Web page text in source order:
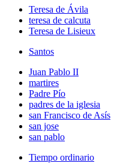
Teresa de Ávila
teresa de calcuta
Teresa de Lisieux
Santos
Juan Pablo II
martires
Padre Pío
padres de la iglesia
san Francisco de Asís
san jose
san pablo
Tiempo ordinario